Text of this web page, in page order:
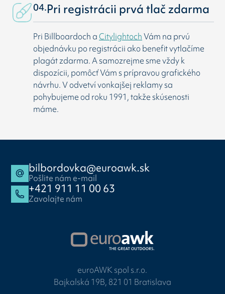
04.Pri registrácii prvá tlač zdarma
Pri Billboardoch aCitylightochVám na prvú
objednávku po registrácii ako benefit vytlačíme
plagát zdarma. A samozrejme sme vždy k
dispozícii, pomôcť Vám s prípravou grafického
návrhu. V odvetví vonkajšej reklamy sa
pohybujeme od roku 1991, takže skúsenosti
máme.
bilbordovka@euroawk.sk
Pošlite nám e-mail
+421 911 11 00 63
Zavolajte nám
euroAWK spol s.r.o.
Bajkalská 19B, 821 01 Bratislava